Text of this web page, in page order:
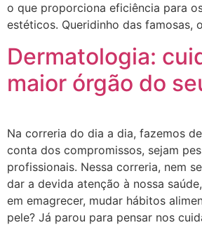
o que proporciona eficiência para
estéticos. Queridinho das famosas,
Dermatologia:
maior órgão do
Na correria do dia a dia, fazemos
conta dos compromissos, sejam
profissionais. Nessa correria, nem
dar a devida atenção à nossa
em emagrecer, mudar hábitos
pele? Já parou para pensar nos